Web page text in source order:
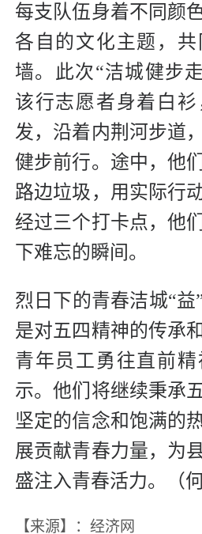
每支队伍身着不同颜
各自的文化主题，
墙。此次“洁城健步
该行志愿者身着白
发，沿着内荆河步道
健步前行。途中，他
路边垃圾，用实际行
经过三个打卡点，他
下难忘的瞬间。
烈日下的青春洁城“益
是对五四精神的传承
青年员工勇往直前
示。他们将继续秉承
坚定的信念和饱满的
展贡献青春力量，为
盛注入青春活力。（何
【来源】：经济网